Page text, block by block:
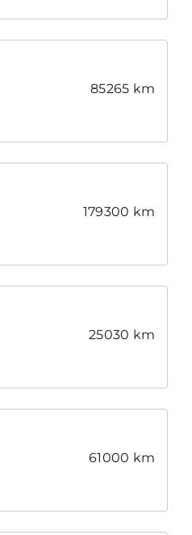
85265 km
179300 km
25030 km
61000 km